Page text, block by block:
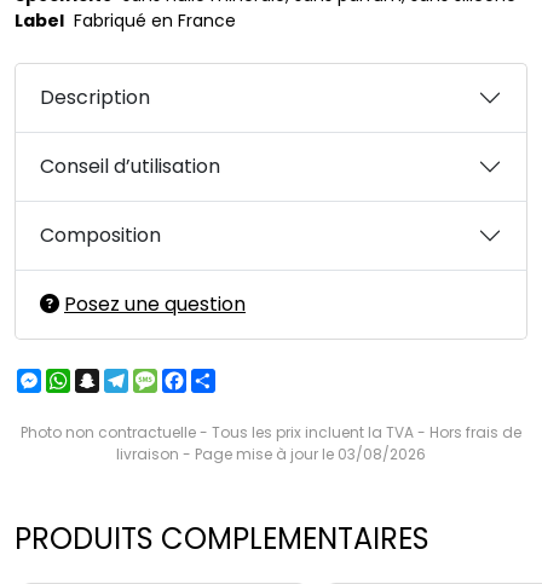
Label Fabriqué en France
Description
Conseil d’utilisation
Composition
Posez une question
Messenger
WhatsApp
Snapchat
Telegram
MessageFacebook
Photo non contractuelle - Tous les prix incluent la TVA - Hors frais de
livraison - Page mise à jour le 03/08/2026
PRODUITS COMPLEMENTAIRES